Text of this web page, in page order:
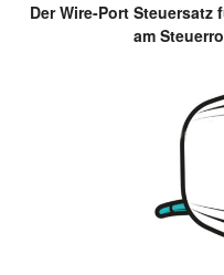
Der Wire-Port
am